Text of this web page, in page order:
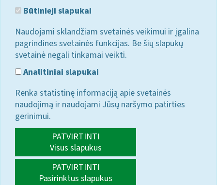
Būtinieji slapukai
Naudojami sklandžiam svetainės veikimui ir įgalina
pagrindines svetainės funkcijas. Be šių slapukų
svetainė negali tinkamai veikti.
Analitiniai slapukai
Renka statistinę informaciją apie svetainės
naudojimą ir naudojami Jūsų naršymo patirties
gerinimui.
PATVIRTINTI
Visus slapukus
PATVIRTINTI
Pasirinktus slapukus